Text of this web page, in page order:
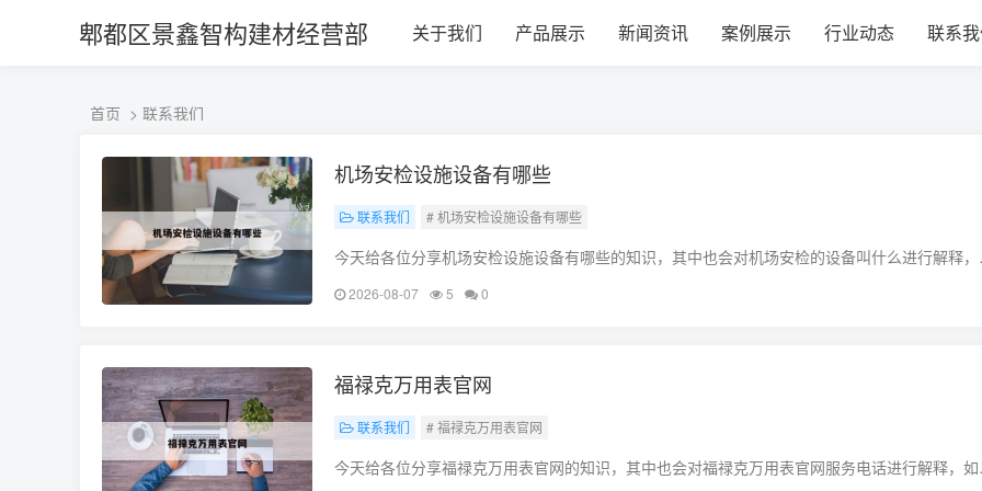
郫都区景鑫智构建材经营部 关于我们 产品展示 新闻资讯 案例展示 行业动态 联系
首页 > 联系我们
机场安检设施设备有哪些
联系我们 # 机场安检设施设备有哪些
今天给各位分享机场安检设施设备有哪些的知识，其中也会对机场安检的设备叫什么进行解释
些
2026-08-07 5 0
福禄克万用表官网
联系我们 # 福禄克万用表官网
今天给各位分享福禄克万用表官网的知识，其中也会对福禄克万用表官网服务电话进行解释，